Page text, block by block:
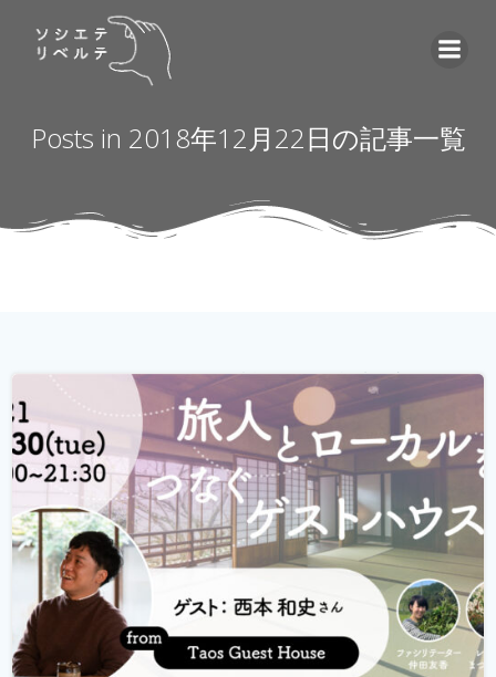
へ
キ
ッ
Posts in 2018年12月22日の記事一覧
ゲストハウス。 ローカルな情報が集まる旅先の入り口であ
り、自分とは異なる価値観の人と気軽に出会える交流の
場。 しかし、コロナウィルスの影響で、交流できるゲスト
ハウスに実際に行けることが少なくなり、寂しく感じてい
る旅人もたくさんいらっしゃると...続きを読む